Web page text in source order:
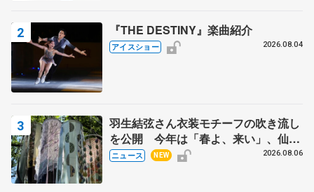
『THE DESTINY』楽曲紹介
アイスショー 2026.08.04
羽生結弦さん衣装モチーフの吹き流し
を公開 今年は「春よ、来い」、仙台
の瑞鳳殿
ニュース NEW 2026.08.06